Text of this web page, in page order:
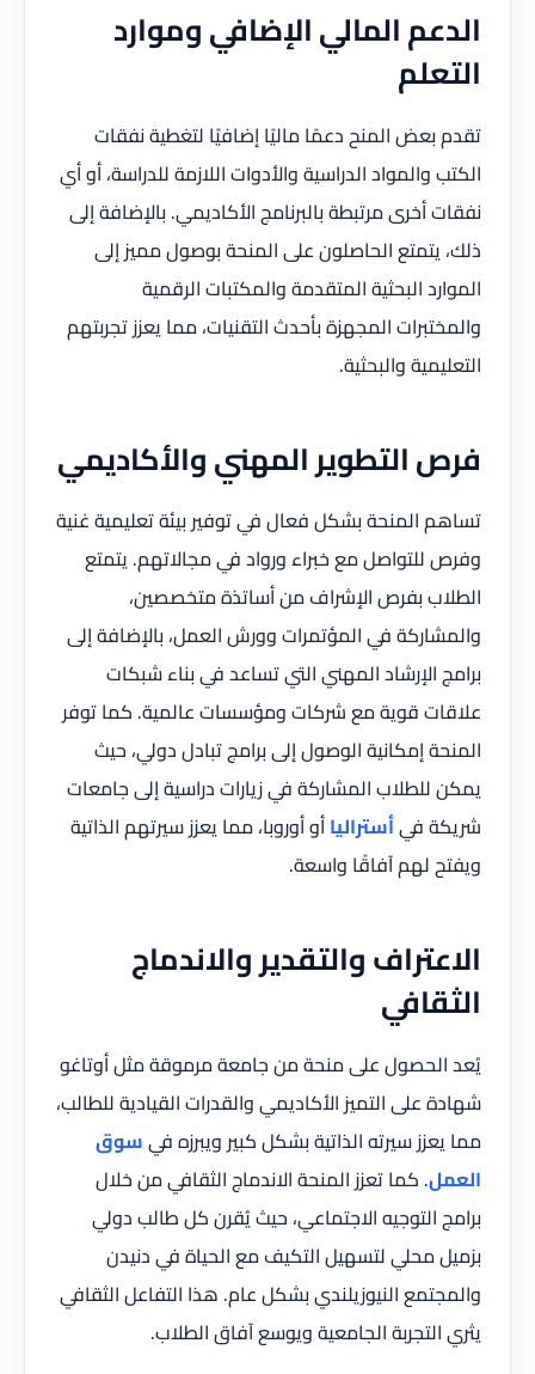
الدعم المالي الإضافي وموارد
التعلم
تقدم بعض المنح دعمًا ماليًا إضافيًا لتغطية نفقات
الكتب والمواد الدراسية والأدوات اللازمة للدراسة، أو أي
نفقات أخرى مرتبطة بالبرنامج الأكاديمي. بالإضافة إلى
ذلك، يتمتع الحاصلون على المنحة بوصول مميز إلى
الموارد البحثية المتقدمة والمكتبات الرقمية
والمختبرات المجهزة بأحدث التقنيات، مما يعزز تجربتهم
التعليمية والبحثية.
فرص التطوير المهني والأكاديمي
تساهم المنحة بشكل فعال في توفير بيئة تعليمية غنية
وفرص للتواصل مع خبراء ورواد في مجالاتهم. يتمتع
الطلاب بفرص الإشراف من أساتذة متخصصين،
والمشاركة في المؤتمرات وورش العمل، بالإضافة إلى
برامج الإرشاد المهني التي تساعد في بناء شبكات
علاقات قوية مع شركات ومؤسسات عالمية. كما توفر
المنحة إمكانية الوصول إلى برامج تبادل دولي، حيث
يمكن للطلاب المشاركة في زيارات دراسية إلى جامعات
شريكة فيأسترالياأو أوروبا، مما يعزز سيرتهم الذاتية
ويفتح لهم آفاقًا واسعة.
الاعتراف والتقدير والاندماج
الثقافي
يُعد الحصول على منحة من جامعة مرموقة مثل أوتاغو
شهادة على التميز الأكاديمي والقدرات القيادية للطالب،
مما يعزز سيرته الذاتية بشكل كبير ويبرزه فيسوق
العمل. كما تعزز المنحة الاندماج الثقافي من خلال
برامج التوجيه الاجتماعي، حيث يُقرن كل طالب دولي
بزميل محلي لتسهيل التكيف مع الحياة في دنيدن
والمجتمع النيوزيلندي بشكل عام. هذا التفاعل الثقافي
يثري التجربة الجامعية ويوسع آفاق الطلاب.